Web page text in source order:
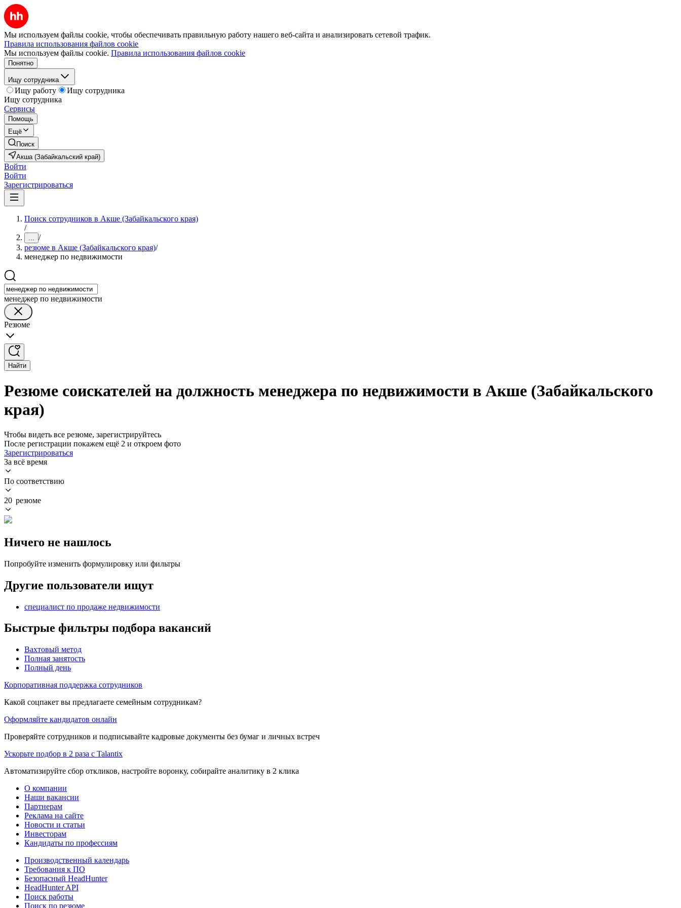
Мы используем файлы cookie, чтобы обеспечивать правильную работу нашего веб-сайта и анализировать сетевой трафик.
Правила использования файлов cookie
Мы используем файлы cookie. Правила использования файлов cookie
Понятно
Ищу сотрудника
Ищу работу
Ищу сотрудника
Ищу сотрудника
Сервисы
Помощь
Ещё
Поиск
Акша (Забайкальский край)
Войти
Войти
Зарегистрироваться
Поиск сотрудников в Акше (Забайкальского края)
/
... /
резюме в Акше (Забайкальского края)/
менеджер по недвижимости
менеджер по недвижимости
Резюме
Найти
Резюме соискателей на должность менеджера по недвижимости в Акше (Забайкальского
края)
Чтобы видеть все резюме, зарегистрируйтесь
После регистрации покажем ещё 2 и откроем фото
Зарегистрироваться
За всё время
По соответствию
20 резюме
Ничего не нашлось
Попробуйте изменить формулировку или фильтры
Другие пользователи ищут
специалист по продаже недвижимости
Быстрые фильтры подбора вакансий
Вахтовый метод
Полная занятость
Полный день
Корпоративная поддержка сотрудников
Какой соцпакет вы предлагаете семейным сотрудникам?
Оформляйте кандидатов онлайн
Проверяйте сотрудников и подписывайте кадровые документы без бумаг и личных встреч
Ускорьте подбор в 2 раза с Talantix
Автоматизируйте сбор откликов, настройте воронку, собирайте аналитику в 2 клика
О компании
Наши вакансии
Партнерам
Реклама на сайте
Новости и статьи
Инвесторам
Кандидаты по профессиям
Производственный календарь
Требования к ПО
Безопасный HeadHunter
HeadHunter API
Поиск работы
Поиск по резюме